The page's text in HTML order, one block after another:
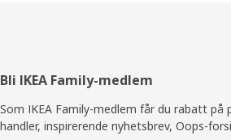
Bunntekst
Bli IKEA Family-medlem
Som IKEA Family-medlem får du rabatt på
handler, inspirerende nyhetsbrev, Oops-